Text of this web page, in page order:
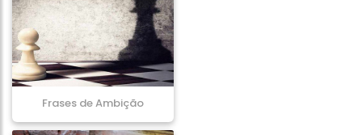
Frases de Ambição